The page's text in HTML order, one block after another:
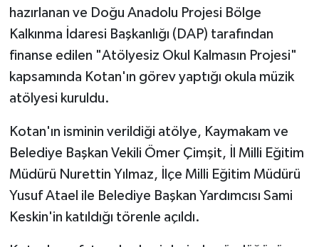
hazırlanan ve Doğu Anadolu Projesi Bölge
Kalkınma İdaresi Başkanlığı (DAP) tarafından
finanse edilen "Atölyesiz Okul Kalmasın Projesi"
kapsamında Kotan'ın görev yaptığı okula müzik
atölyesi kuruldu.
Kotan'ın isminin verildiği atölye, Kaymakam ve
Belediye Başkan Vekili Ömer Çimşit, İl Milli Eğitim
Müdürü Nurettin Yılmaz, İlçe Milli Eğitim Müdürü
Yusuf Atael ile Belediye Başkan Yardımcısı Sami
Keskin'in katıldığı törenle açıldı.